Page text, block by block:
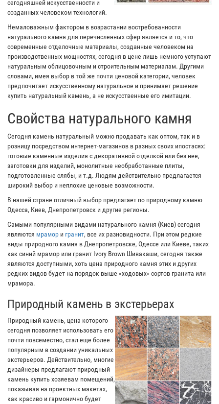
сегодняшней искусственности и
созданных человеком технологий.
Немаловажным фактором в возрастании востребованности
натурального камня для перечисленных сфер является и то, что
современные отделочные материалы, созданные человеком на
производственных мощностях, сегодня в цене лишь немного уступают
натуральным облицовочным и строительным материалам. Другими
словами, имея выбор в той же почти ценовой категории, человек
предпочитает искусственному натуральное и принимает решение
купить натуральный камень, а не искусственные его имитации.
Свойства натурального камня
Сегодня камень натуральный можно продавать как оптом, так и в
розницу посредством интернет-магазинов в разных своих ипостасях:
готовые каменные изделия с декоративной отделкой или без нее,
заготовки для изделий, монолитные необработанные плиты,
подготовленные слябы, и т.д. Людям действительно предлагается
широкий выбор и неплохие ценовые возможности.
В нашей стране отличный выбор предлагает по природному камню
Одесса, Киев, Днепропетровск и другие регионы.
Самыми популярными видами натурального камня (Киев) сегодня
являются мрамор и гранит, все их разновидности. При этом редкие
виды природного камня в Днепропетровске, Одессе или Киеве, таких
как синий мрамор или гранит Ivory Brown Шивакаши, сегодня также
являются доступными, хоть цена природного камня этих и других
редких видов будет на порядок выше «ходовых» сортов гранита или
мрамора.
Природный камень в экстерьерах
Природный камень, цена которого
сегодня позволяет использовать его
почти повсеместно, стал еще более
популярным в создании уникальных
экстерьеров. Действительно, многие
дизайнеры предлагают природный
камень купить хозяевам помещений,
показывая на проектных макетах,
как красиво и гармонично будет